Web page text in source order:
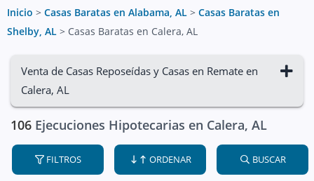
Inicio > Casas Baratas en Alabama, AL > Casas Baratas en
Shelby, AL > Casas Baratas en Calera, AL
Venta de Casas Reposeídas y Casas en Remate en
Calera, AL
106 Ejecuciones Hipotecarias en Calera, AL
FILTROS ORDENAR BUSCAR